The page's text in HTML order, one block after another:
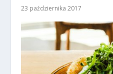
23 października 2017